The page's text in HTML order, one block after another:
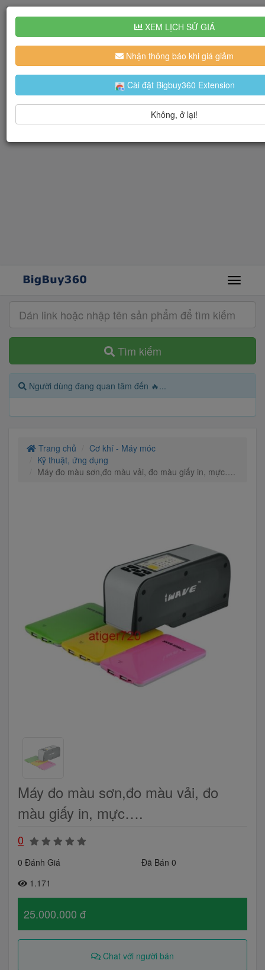
Tìm kiếm
Người dùng đang quan tâm đến 🔥...
Trang chủ
Cơ khí - Máy móc
Kỹ thuật, ứng dụng
Máy đo màu sơn,đo màu vải, đo màu giấy in, mực….
Máy đo màu sơn,đo màu vải, đo
màu giấy in, mực….
0
0 Đánh Giá
Đã Bán 0
1.171
25.000.000 đ
Chat với người bán
XEM LỊCH SỬ GIÁ
Nhận thông báo khi giá giảm
Cài đặt Bigbuy360 Extension
Không, ở lại!